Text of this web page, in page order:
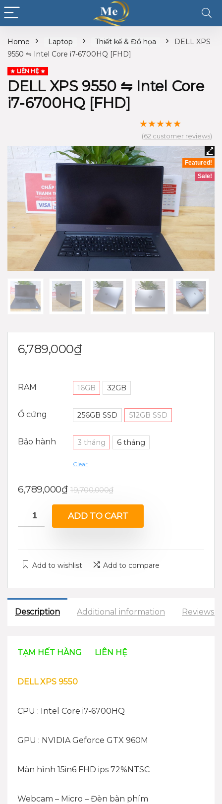
Home Laptop Thiết kế & Đồ họa
DELL XPS
9550 ⇋ Intel Core i7-6700HQ [FHD]
LIÊN HỆ
DELL XPS 9550 ⇋ Intel Core
i7-6700HQ [FHD]
★★★★★
(62 customer reviews)
Featured!
Sale!
6,789,000₫
RAM 16GB 32GB
Ổ cứng 256GB SSD 512GB SSD
Bảo hành 3 tháng 6 tháng
Clear
19,700,000₫
6,789,000₫
ADD TO CART
Add to wishlist Add to compare
Description Additional information Reviews
TẠM HẾT HÀNG LIÊN HỆ
DELL XPS 9550
CPU : Intel Core i7-6700HQ
GPU : NVIDIA Geforce GTX 960M
Màn hình 15in6 FHD ips 72%NTSC
Webcam – Micro – Đèn bàn phím